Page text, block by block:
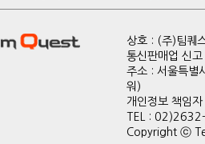
상호 : (주)팀퀘
통신판매업 신
주소 : 서울특
워)
개인정보 책
TEL :
Copyright ⓒ